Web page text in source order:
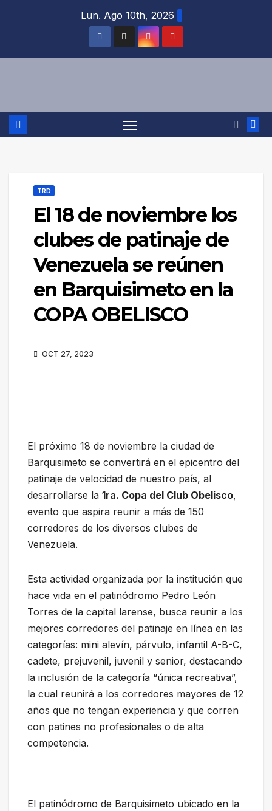
Lun. Ago 10th, 2026
TRD
El 18 de noviembre los
clubes de patinaje de
Venezuela se reúnen
en Barquisimeto en la
COPA OBELISCO
OCT 27, 2023
El próximo 18 de noviembre la ciudad de
Barquisimeto se convertirá en el epicentro del
patinaje de velocidad de nuestro país, al
desarrollarse la 1ra. Copa del Club Obelisco,
evento que aspira reunir a más de 150
corredores de los diversos clubes de
Venezuela.
Esta actividad organizada por la institución que
hace vida en el patinódromo Pedro León
Torres de la capital larense, busca reunir a los
mejores corredores del patinaje en línea en las
categorías: mini alevín, párvulo, infantil A-B-C,
cadete, prejuvenil, juvenil y senior, destacando
la inclusión de la categoría “única recreativa”,
la cual reunirá a los corredores mayores de 12
años que no tengan experiencia y que corren
con patines no profesionales o de alta
competencia.
El patinódromo de Barquisimeto ubicado en la